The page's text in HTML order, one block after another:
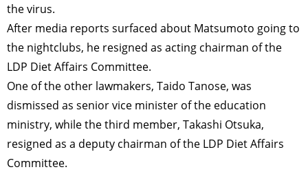
the virus.
After media reports surfaced about Matsumoto going to
the nightclubs, he resigned as acting chairman of the
LDP Diet Affairs Committee.
One of the other lawmakers, Taido Tanose, was
dismissed as senior vice minister of the education
ministry, while the third member, Takashi Otsuka,
resigned as a deputy chairman of the LDP Diet Affairs
Committee.